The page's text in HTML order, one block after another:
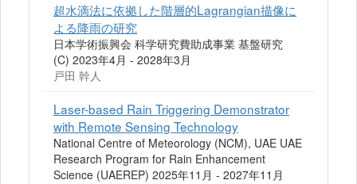
超水滴法に依拠した階層的Lagrangian描像に
よる降雨の研究
日本学術振興会 科学研究費助成事業 基盤研究
(C) 2023年4月 - 2028年3月
戸田 幹人
Laser-based Rain Triggering Demonstrator
with Remote Sensing Technology
National Centre of Meteorology (NCM), UAE UAE
Research Program for Rain Enhancement
Science (UAEREP) 2025年11月 - 2027年11月